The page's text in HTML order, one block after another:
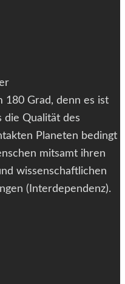
180 Grad, denn es ist
die Qualität des
Planeten bedingt
mitsamt ihren
wissenschaftlichen
(Interdependenz).